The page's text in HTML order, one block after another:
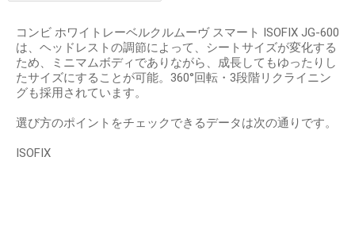
コンビ ホワイトレーベルクルムーヴ スマート ISOFIX JG-600
は、ヘッドレストの調節によって、シートサイズが変化する
ため、ミニマムボディでありながら、成長してもゆったりし
たサイズにすることが可能。360°回転・3段階リクライニン
グも採用されています。
選び方のポイントをチェックできるデータは次の通りです。
ISOFIX